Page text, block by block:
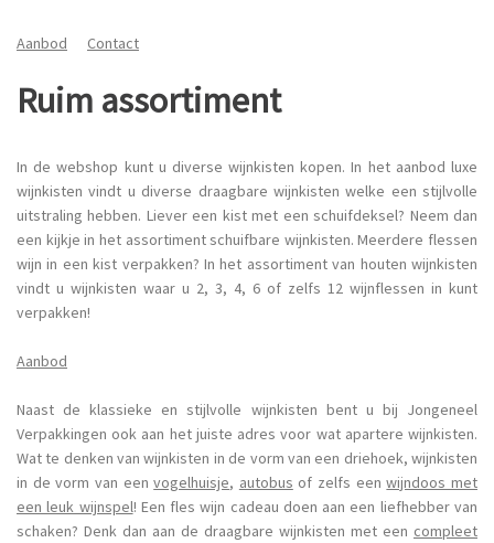
Aanbod Contact
Ruim assortiment
In de webshop kunt u diverse wijnkisten kopen. In het aanbod luxe
wijnkisten vindt u diverse draagbare wijnkisten welke een stijlvolle
uitstraling hebben. Liever een kist met een schuifdeksel? Neem dan
een kijkje in het assortiment schuifbare wijnkisten. Meerdere flessen
wijn in een kist verpakken? In het assortiment van houten wijnkisten
vindt u wijnkisten waar u 2, 3, 4, 6 of zelfs 12 wijnflessen in kunt
verpakken!
Aanbod
Naast de klassieke en stijlvolle wijnkisten bent u bij Jongeneel
Verpakkingen ook aan het juiste adres voor wat apartere wijnkisten.
Wat te denken van wijnkisten in de vorm van een driehoek, wijnkisten
in de vorm van eenvogelhuisje, autobus of zelfs eenwijndoos met
een leuk wijnspel! Een fles wijn cadeau doen aan een liefhebber van
schaken? Denk dan aan de draagbare wijnkisten met een compleet